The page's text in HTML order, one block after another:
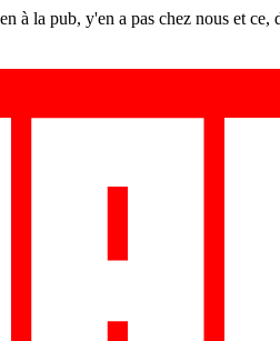
à la pub, y'en a pas chez nous et ce,